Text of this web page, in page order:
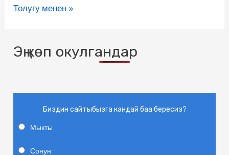
Толугу менен »
Эң көп окулгандар
Биздин сайтыбызга кандай баа бересиз?
Мыкты
Сонун